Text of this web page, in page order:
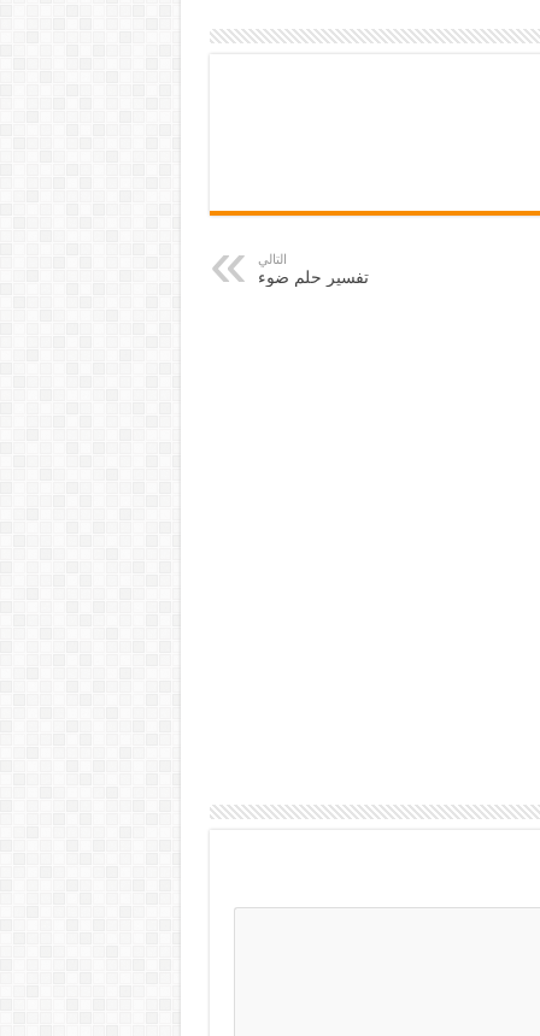
التالي
تفسير حلم ضوء